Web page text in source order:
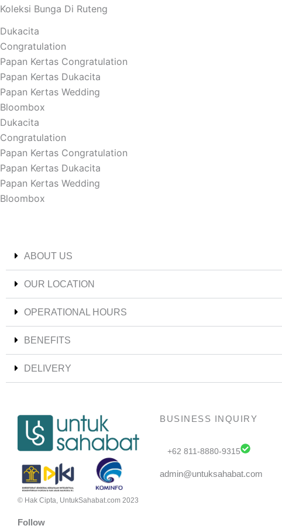
Koleksi Bunga Di Ruteng
Dukacita
Congratulation
Papan Kertas Congratulation
Papan Kertas Dukacita
Papan Kertas Wedding
Bloombox
Dukacita
Congratulation
Papan Kertas Congratulation
Papan Kertas Dukacita
Papan Kertas Wedding
Bloombox
ABOUT US
OUR LOCATION
OPERATIONAL HOURS
BENEFITS
DELIVERY
© Hak Cipta, UntukSahabat.com 2023
Follow
BUSINESS INQUIRY
+62 811-8880-9315
admin@untuksahabat.com